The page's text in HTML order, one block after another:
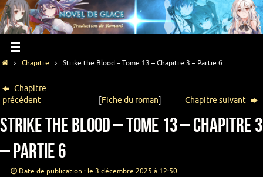
Chapitre Strike the Blood – Tome 13 – Chapitre 3 – Partie 6
Chapitre
précédent
[Fiche du roman] Chapitre suivant
Strike the Blood – Tome 13 – Chapitre 3
– Partie 6
Date de publication : le 3 décembre 2025 à 12:50